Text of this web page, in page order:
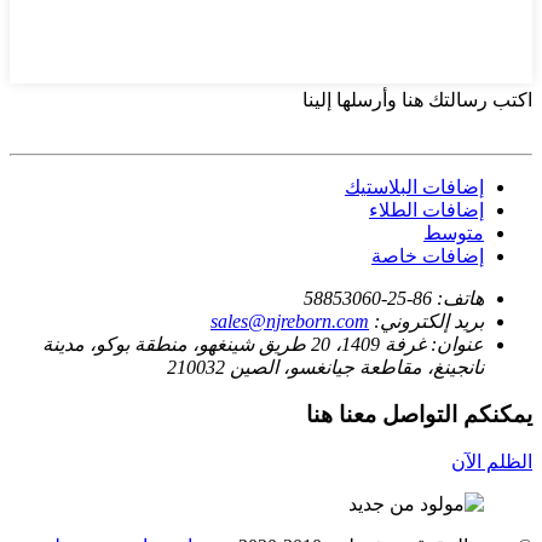
اكتب رسالتك هنا وأرسلها إلينا
إضافات البلاستيك
إضافات الطلاء
متوسط
إضافات خاصة
هاتف: 86-25-58853060
بريد إلكتروني: sales@njreborn.com
عنوان:
غرفة 1409، 20 طريق شينغهو، منطقة بوكو، مدينة
نانجينغ، مقاطعة جيانغسو، الصين 210032
يمكنكم التواصل معنا هنا
الظلم الآن